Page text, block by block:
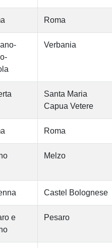
Roma
Verbania
Santa Maria
Capua Vetere
Roma
Melzo
Castel Bolognese
e
Pesaro